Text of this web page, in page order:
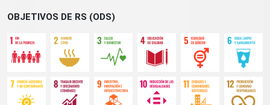
OBJETIVOS DE RS (ODS)